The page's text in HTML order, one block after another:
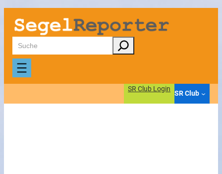
Zum
Inhalt
springen
Suchen
SR Club Login
SR Club